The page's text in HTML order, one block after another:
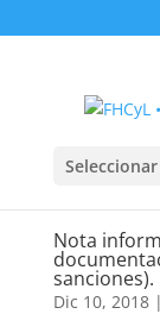
Nota
sanciones).
Dic 10, 2018|